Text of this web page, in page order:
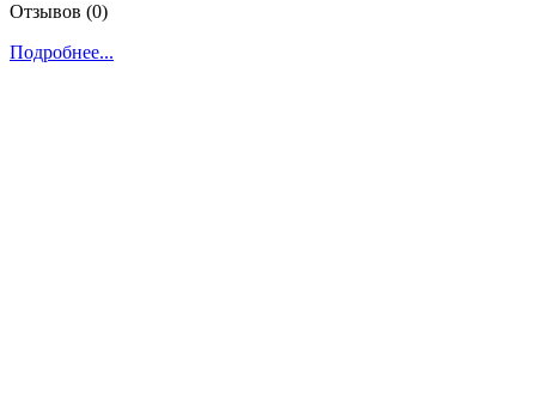
Отзывов (0)
Подробнее...